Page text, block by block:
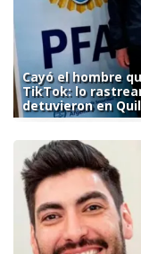
Cayó el hombre
TikTok: lo
detuvieron en